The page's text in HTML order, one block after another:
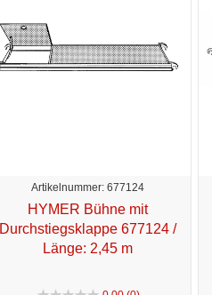
Artikelnummer: 677124
HYMER Bühne mit
Durchstiegsklappe 677124 /
Länge: 2,45 m